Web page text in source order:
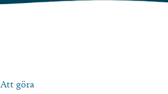
Att göra